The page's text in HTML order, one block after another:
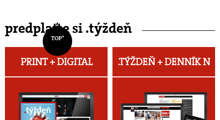
predplaťte si .týždeň
TOP*
PRINT + DIGITAL .TÝŽDEŇ +DENNÍK N